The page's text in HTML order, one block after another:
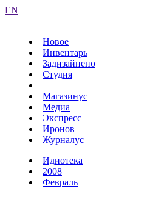
EN
Новое
Инвентарь
Задизайнено
Студия
Магазинус
Медиа
Экспресс
Иронов
Журналус
Идиотека
2008
Февраль